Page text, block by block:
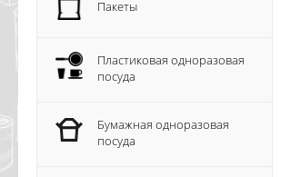
Пакеты
Пластиковая одноразовая
посуда
Бумажная одноразовая
посуда